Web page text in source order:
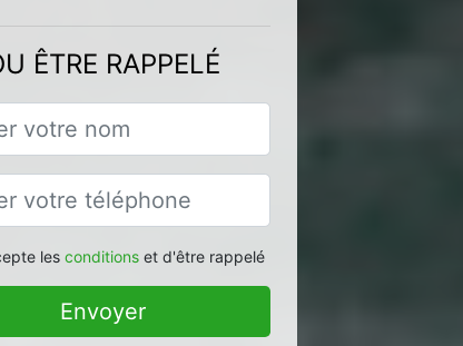
ÊTRE RAPPELÉ
les conditionset d'être rappelé
Envoyer